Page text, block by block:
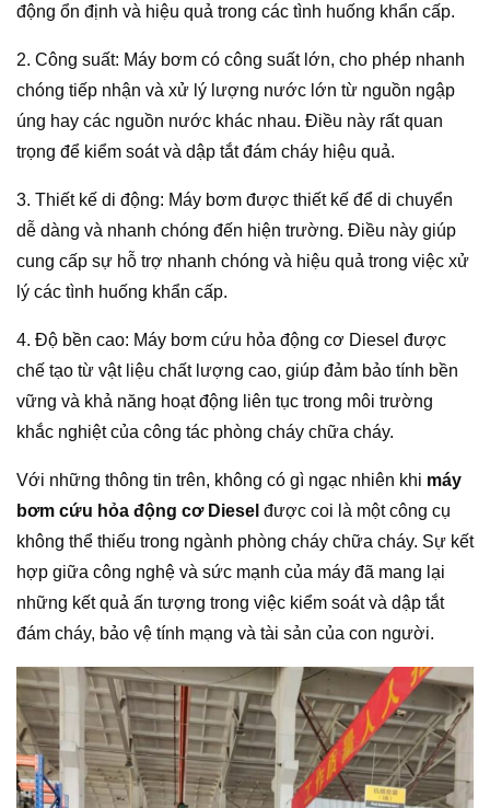
động ổn định và hiệu quả trong các tình huống khẩn cấp.
2. Công suất: Máy bơm có công suất lớn, cho phép nhanh
chóng tiếp nhận và xử lý lượng nước lớn từ nguồn ngập
úng hay các nguồn nước khác nhau. Điều này rất quan
trọng để kiểm soát và dập tắt đám cháy hiệu quả.
3. Thiết kế di động: Máy bơm được thiết kế để di chuyển
dễ dàng và nhanh chóng đến hiện trường. Điều này giúp
cung cấp sự hỗ trợ nhanh chóng và hiệu quả trong việc xử
lý các tình huống khẩn cấp.
4. Độ bền cao: Máy bơm cứu hỏa động cơ Diesel được
chế tạo từ vật liệu chất lượng cao, giúp đảm bảo tính bền
vững và khả năng hoạt động liên tục trong môi trường
khắc nghiệt của công tác phòng cháy chữa cháy.
Với những thông tin trên, không có gì ngạc nhiên khi máy
bơm cứu hỏa động cơ Diesel được coi là một công cụ
không thể thiếu trong ngành phòng cháy chữa cháy. Sự kết
hợp giữa công nghệ và sức mạnh của máy đã mang lại
những kết quả ấn tượng trong việc kiểm soát và dập tắt
đám cháy, bảo vệ tính mạng và tài sản của con người.